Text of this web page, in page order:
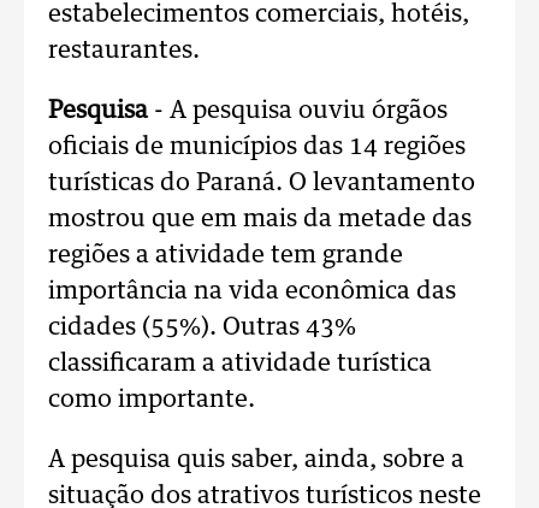
estabelecimentos comerciais, hotéis,
restaurantes.
Pesquisa - A pesquisa ouviu órgãos
oficiais de municípios das 14 regiões
turísticas do Paraná. O levantamento
mostrou que em mais da metade das
regiões a atividade tem grande
importância na vida econômica das
cidades (55%). Outras 43%
classificaram a atividade turística
como importante.
A pesquisa quis saber, ainda, sobre a
situação dos atrativos turísticos neste